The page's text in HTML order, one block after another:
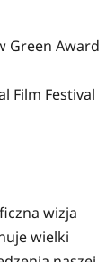
Green Award
Film Festival
wizja
wielki